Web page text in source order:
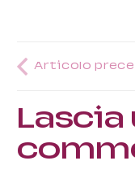
Articolo
Lascia